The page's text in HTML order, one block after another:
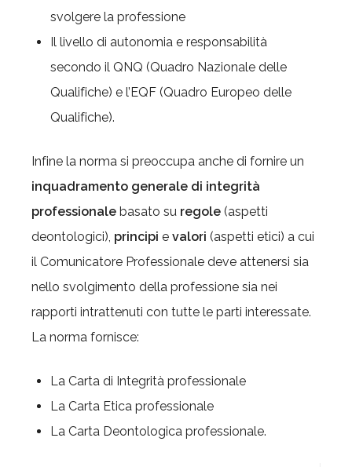
svolgere la professione
Il livello di autonomia e responsabilità
secondo il QNQ (Quadro Nazionale delle
Qualifiche) e l’EQF (Quadro Europeo delle
Qualifiche).
Infine la norma si preoccupa anche di fornire un
inquadramento generale di integrità
professionale basato su regole (aspetti
deontologici), principi e valori (aspetti etici) a cui
il Comunicatore Professionale deve attenersi sia
nello svolgimento della professione sia nei
rapporti intrattenuti con tutte le parti interessate.
La norma fornisce:
La Carta di Integrità professionale
La Carta Etica professionale
La Carta Deontologica professionale.